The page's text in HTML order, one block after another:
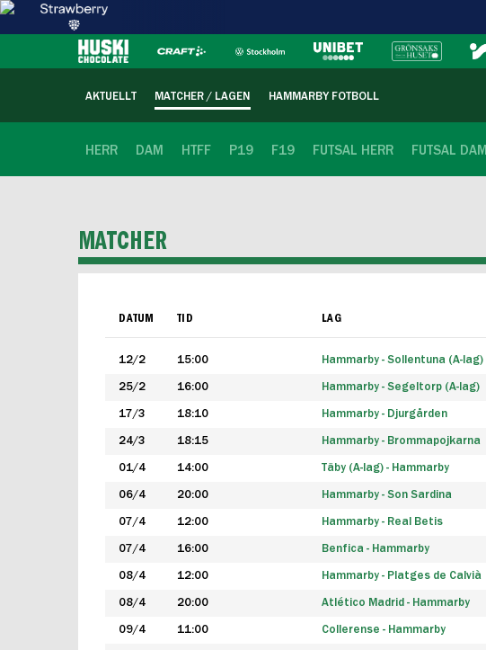
AKTUELLT MATCHER / LAGEN HAMMARBY FOTBOLL
HERR DAM HTFF P19 F19 FUTSAL HERR FUTSAL DAM
MATCHER
DATUM TID LAG
12/2 15:00 Hammarby - Sollentuna (A-lag)
25/2 16:00 Hammarby - Segeltorp (A-lag)
17/3 18:10 Hammarby - Djurgården
24/3 18:15 Hammarby - Brommapojkarna
01/4 14:00 Täby (A-lag) - Hammarby
06/4 20:00 Hammarby - Son Sardina
07/4 12:00 Hammarby - Real Betis
07/4 16:00 Benfica - Hammarby
08/4 12:00 Hammarby - Platges de Calvià
08/4 20:00 Atlético Madrid - Hammarby
09/4 11:00 Collerense - Hammarby